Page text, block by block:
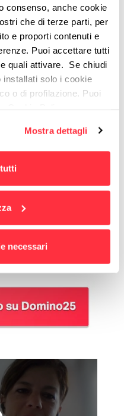
consenso, anche cookie
che di terze parti, per
e proporti contenuti e
Puoi accettare tutti
quali attivare. Se chiudi
installati solo i cookie
o di profilazione. Puoi
Mostra dettagli
necessari
:
come mangi
le mani 5.
6. Elogio alla
9.Empatia
11.Al volo12.
22.Bello
24.Imparare